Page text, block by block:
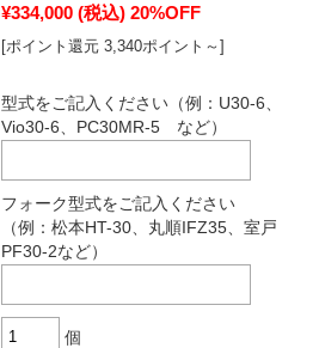
¥334,000 (税込) 20%OFF
[ポイント還元 3,340ポイント～]
型式をご記入ください（例：U30-6、
Vio30-6、PC30MR-5 など）
フォーク型式をご記入ください
（例：松本HT-30、丸順IFZ35、室戸
PF30-2など）
個